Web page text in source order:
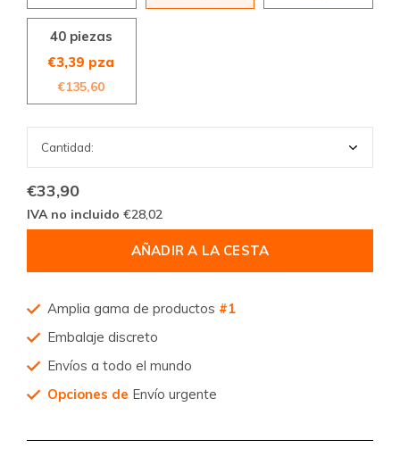
40 piezas
€3,39 pza
€135,60
€33,90
IVA no incluido €28,02
AÑADIR A LA CESTA
Amplia gama de productos #1
Embalaje discreto
Envíos a todo el mundo
Opciones de Envío urgente